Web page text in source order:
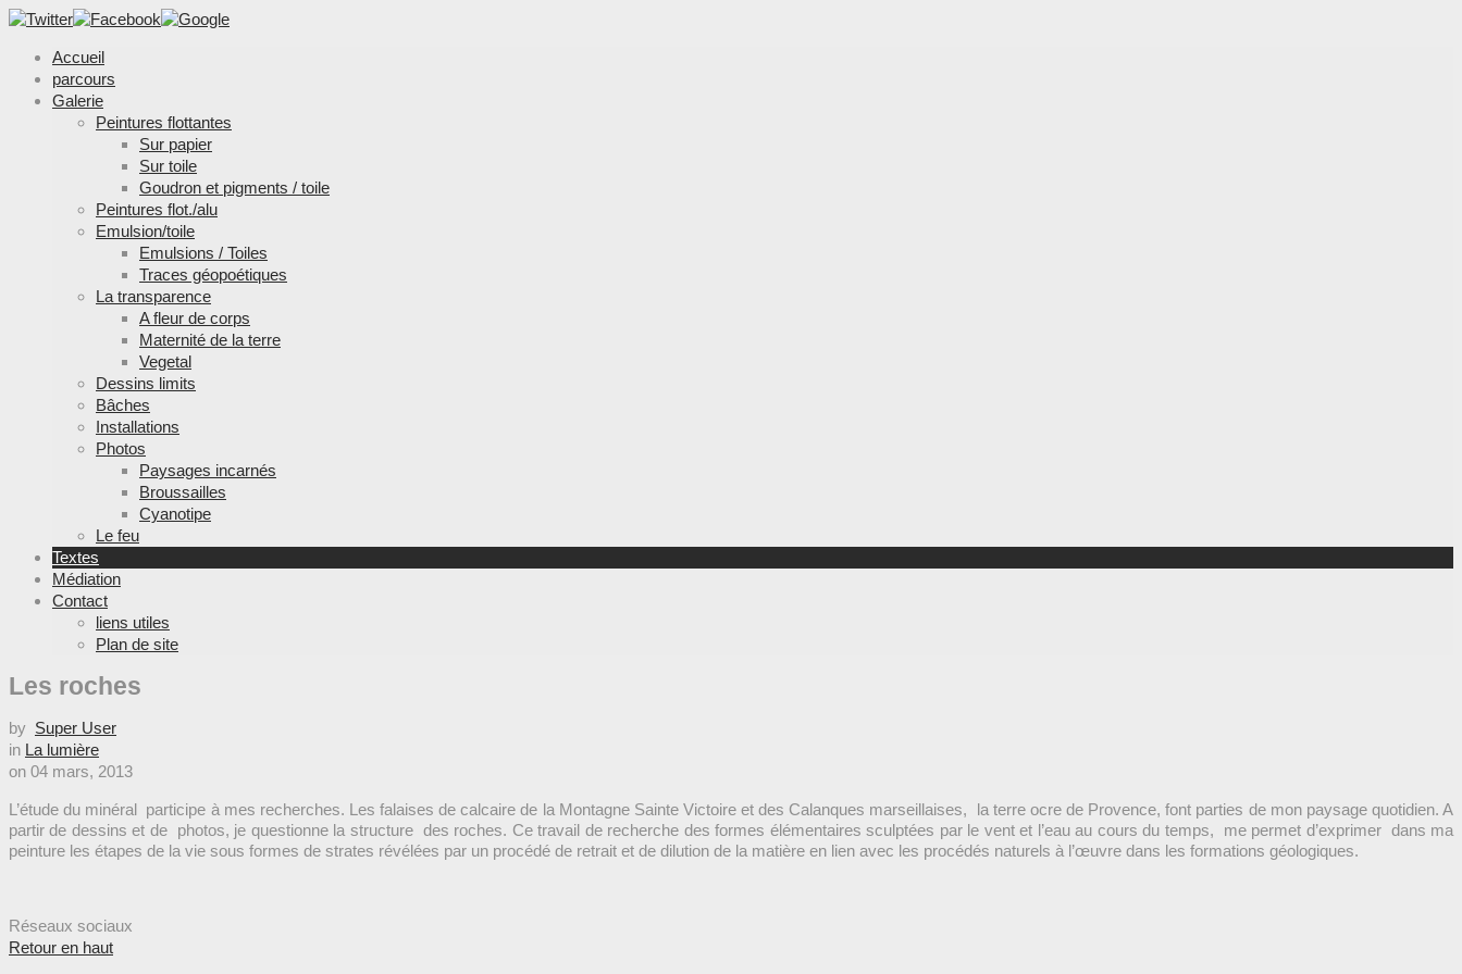
Accueil
parcours
Galerie
Peintures flottantes
Sur papier
Sur toile
Goudron et pigments / toile
Peintures flot./alu
Emulsion/toile
Emulsions / Toiles
Traces géopoétiques
La transparence
A fleur de corps
Maternité de la terre
Vegetal
Dessins limits
Bâches
Installations
Photos
Paysages incarnés
Broussailles
Cyanotipe
Le feu
Textes
Médiation
Contact
liens utiles
Plan de site
Les roches
by Super User
in La lumière
on 04 mars, 2013
L’étude du minéral participe à mes recherches. Les falaises de calcaire de la Montagne Sainte Victoire et des Calanques marseillaises, la terre ocre de Provence, font parties de mon paysage quotidien. A
partir de dessins et de photos, je questionne la structure des roches. Ce travail de recherche des formes élémentaires sculptées par le vent et l’eau au cours du temps, me permet d’exprimer dans ma
peinture les étapes de la vie sous formes de strates révélées par un procédé de retrait et de dilution de la matière en lien avec les procédés naturels à l’œuvre dans les formations géologiques.
Réseaux sociaux
Retour en haut